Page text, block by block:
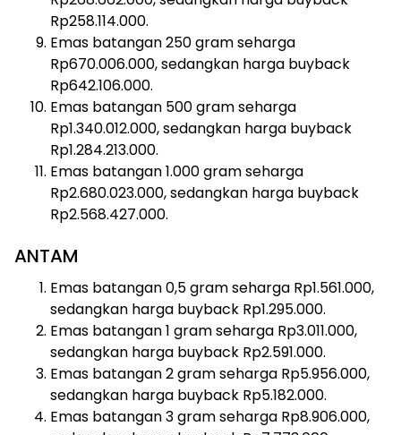
Rp258.114.000.
Emas batangan 250 gram seharga
Rp670.006.000, sedangkan harga buyback
Rp642.106.000.
Emas batangan 500 gram seharga
Rp1.340.012.000, sedangkan harga buyback
Rp1.284.213.000.
Emas batangan 1.000 gram seharga
Rp2.680.023.000, sedangkan harga buyback
Rp2.568.427.000.
ANTAM
Emas batangan 0,5 gram seharga Rp1.561.000,
sedangkan harga buyback Rp1.295.000.
Emas batangan 1 gram seharga Rp3.011.000,
sedangkan harga buyback Rp2.591.000.
Emas batangan 2 gram seharga Rp5.956.000,
sedangkan harga buyback Rp5.182.000.
Emas batangan 3 gram seharga Rp8.906.000,